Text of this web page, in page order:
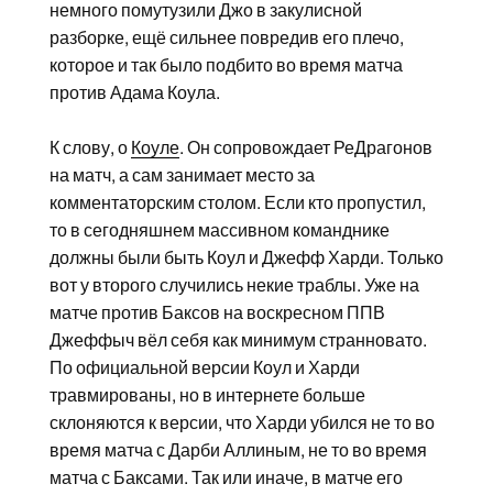
немного помутузили Джо в закулисной
разборке, ещё сильнее повредив его плечо,
которое и так было подбито во время матча
против Адама Коула.
К слову, о Коуле. Он сопровождает РеДрагонов
на матч, а сам занимает место за
комментаторским столом. Если кто пропустил,
то в сегодняшнем массивном команднике
должны были быть Коул и Джефф Харди. Только
вот у второго случились некие траблы. Уже на
матче против Баксов на воскресном ППВ
Джеффыч вёл себя как минимум странновато.
По официальной версии Коул и Харди
травмированы, но в интернете больше
склоняются к версии, что Харди убился не то во
время матча с Дарби Аллиным, не то во время
матча с Баксами. Так или иначе, в матче его